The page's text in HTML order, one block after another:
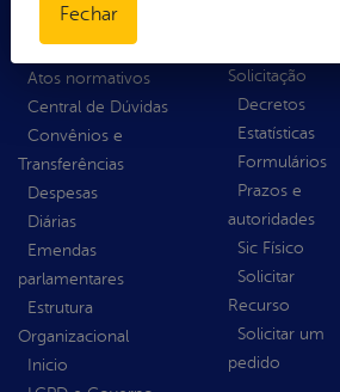
Educação
Saúde
Atos normativos
Central de Dúvidas
Convênios e
Transferências
Despesas
Diárias
Emendas
parlamentares
Estrutura
Organizacional
Inicio
Solicitação
Decretos
Estatísticas
Formulários
Prazos e
autoridades
Sic Físico
Solicitar
Recurso
Solicitar um
pedido
Fechar